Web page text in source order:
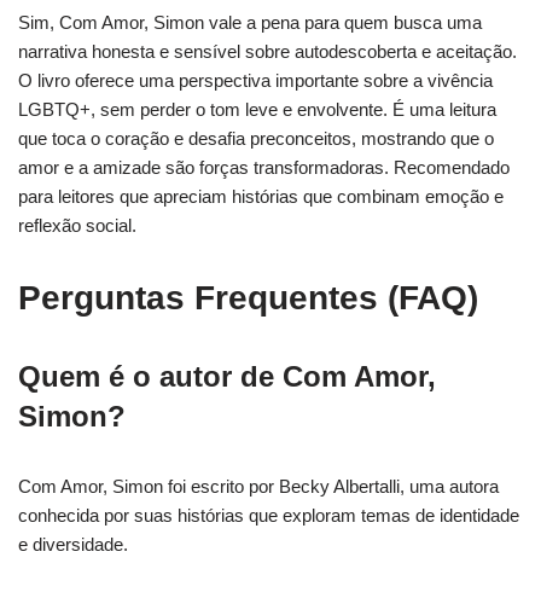
Sim, Com Amor, Simon vale a pena para quem busca uma
narrativa honesta e sensível sobre autodescoberta e aceitação.
O livro oferece uma perspectiva importante sobre a vivência
LGBTQ+, sem perder o tom leve e envolvente. É uma leitura
que toca o coração e desafia preconceitos, mostrando que o
amor e a amizade são forças transformadoras. Recomendado
para leitores que apreciam histórias que combinam emoção e
reflexão social.
Perguntas Frequentes (FAQ)
Quem é o autor de Com Amor,
Simon?
Com Amor, Simon foi escrito por Becky Albertalli, uma autora
conhecida por suas histórias que exploram temas de identidade
e diversidade.